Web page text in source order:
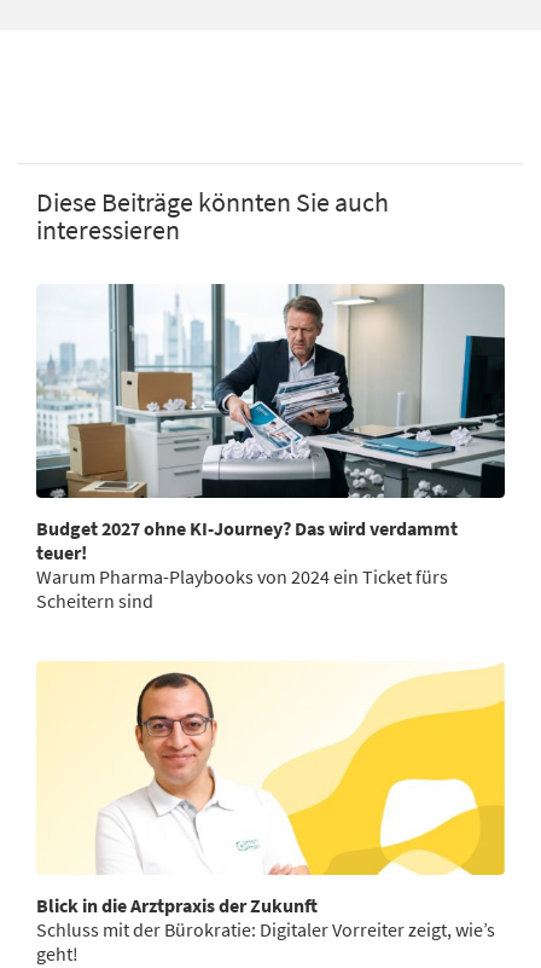
Diese Beiträge könnten Sie auch
interessieren
Budget 2027 ohne KI-Journey? Das wird verdammt
teuer!
Warum Pharma-Playbooks von 2024 ein Ticket fürs
Scheitern sind
Blick in die Arztpraxis der Zukunft
Schluss mit der Bürokratie: Digitaler Vorreiter zeigt, wie’s
geht!